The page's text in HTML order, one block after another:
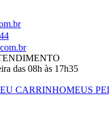
das 08h às 17h35
CARRINHOMEUS